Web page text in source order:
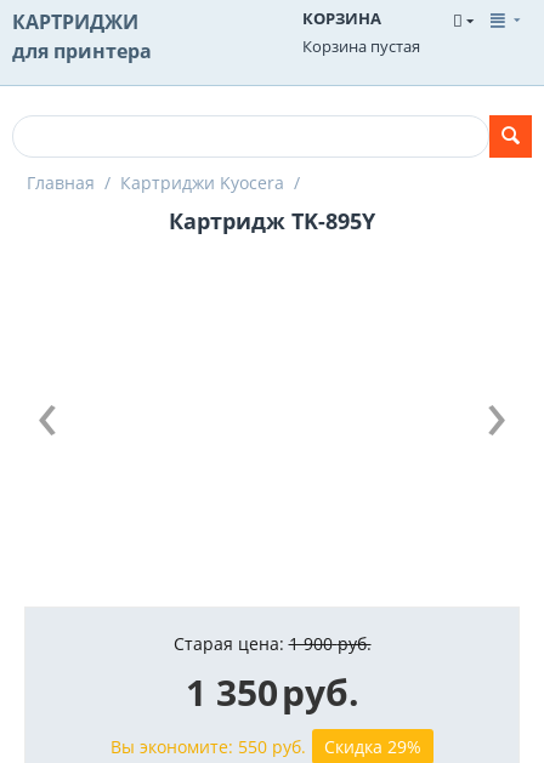
КАРТРИДЖИ
для принтера
КОРЗИНА
Корзина пустая
Главная / Картриджи Kyocera /
Картридж TK-895Y
Старая цена: 1 900 руб.
1 350руб.
Вы экономите: 550 руб. Скидка 29%